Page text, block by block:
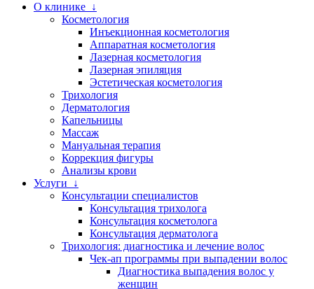
О клинике ↓
Косметология
Инъекционная косметология
Аппаратная косметология
Лазерная косметология
Лазерная эпиляция
Эстетическая косметология
Трихология
Дерматология
Капельницы
Массаж
Мануальная терапия
Коррекция фигуры
Анализы крови
Услуги ↓
Консультации специалистов
Консультация трихолога
Консультация косметолога
Консультация дерматолога
Трихология: диагностика и лечение волос
Чек-ап программы при выпадении волос
Диагностика выпадения волос у
женщин